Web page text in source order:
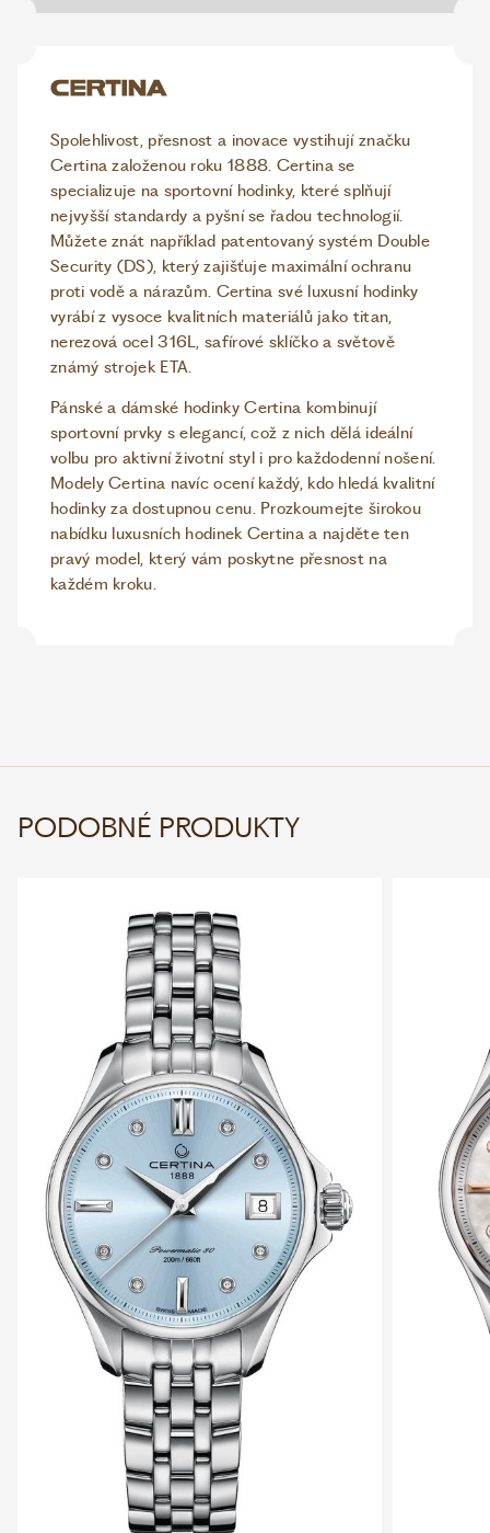
Spolehlivost, přesnost a inovace vystihují značku
Certina založenou roku 1888. Certina se
specializuje na sportovní hodinky, které splňují
nejvyšší standardy a pyšní se řadou technologií.
Můžete znát například patentovaný systém Double
Security (DS), který zajišťuje maximální ochranu
proti vodě a nárazům. Certina své luxusní hodinky
vyrábí z vysoce kvalitních materiálů jako titan,
nerezová ocel 316L, safírové sklíčko a světově
známý strojek ETA.
Pánské a dámské hodinky Certina kombinují
sportovní prvky s elegancí, což z nich dělá ideální
volbu pro aktivní životní styl i pro každodenní nošení.
Modely Certina navíc ocení každý, kdo hledá kvalitní
hodinky za dostupnou cenu. Prozkoumejte širokou
nabídku luxusních hodinek Certina a najděte ten
pravý model, který vám poskytne přesnost na
každém kroku.
PODOBNÉ PRODUKTY